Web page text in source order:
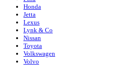
Honda
Jetta
Lexus
Lynk & Co
Nissan
Toyota
Volkswagen
Volvo